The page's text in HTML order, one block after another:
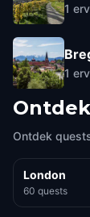
1
1
Ontdek
London
60 quests